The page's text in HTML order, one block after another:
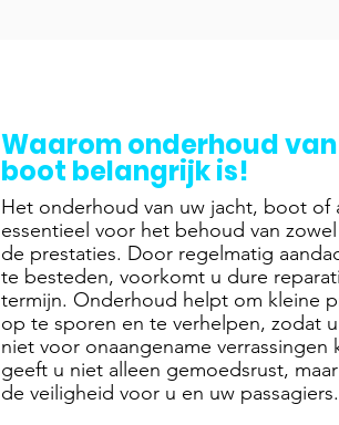
Waarom onderhoud
boot belangrijk is!
Het onderhoud van uw jacht, boot of
essentieel voor het behoud van
de prestaties. Door regelmatig
te besteden, voorkomt u dure
termijn. Onderhoud helpt om kleine
op te sporen en te verhelpen, zodat
niet voor onaangename verrassingen
geeft u niet alleen gemoedsrust,
de veiligheid voor u en uw passagiers.